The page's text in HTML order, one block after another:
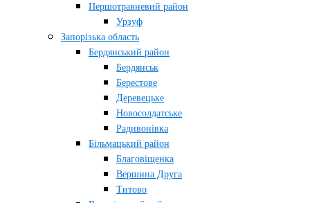
Першотравневий район
Урзуф
Запорізька область
Бердянський район
Бердянськ
Берестове
Деревецьке
Новосолдатське
Радивонівка
Більмацький район
Благовіщенка
Вершина Друга
Титово